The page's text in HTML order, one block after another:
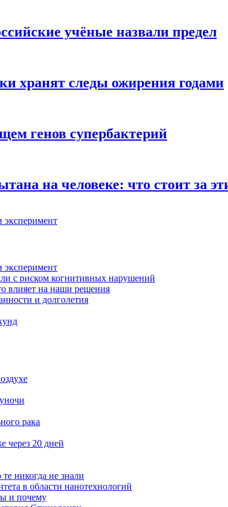
учёные назвали предел
хранят следы ожирения годами
генов супербактерий
на человеке: что стоит за
эксперимент
эксперимент
с риском когнитивных нарушений
влияет на наши решения
и долголетия
рака
через 20 дней
никогда не знали
в области нанотехнологий
и почему